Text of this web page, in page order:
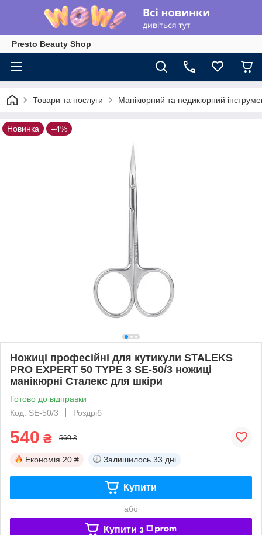
Presto Beauty Shop
Товари та послуги Манікюрний та педикюрний
Новинка –4%
Ножиці професійні для кутикули STALEKS
PRO EXPERT 50 TYPE 3 SE-50/3 ножиці
манікюрні Сталекс для шкіри
Готово до відправки
Код: SE-50/3
Роздріб
540 ₴ 560 ₴
Економія 20 ₴ Залишилось 33 дні
Купити
або
Купити з